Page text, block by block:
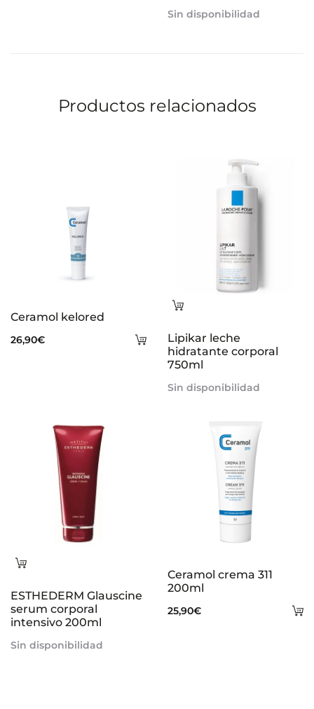
Sin disponibilidad
Productos relacionados
Añadir
carrito
Ceramol kelored
26,90€
Leer
Lipikar leche
hidratante corporal
750ml
Sin disponibilidad
Leer
ESTHEDERM Glauscine
serum corporal
intensivo 200ml
Sin disponibilidad
Ceramol crema 311
200ml
25,90€